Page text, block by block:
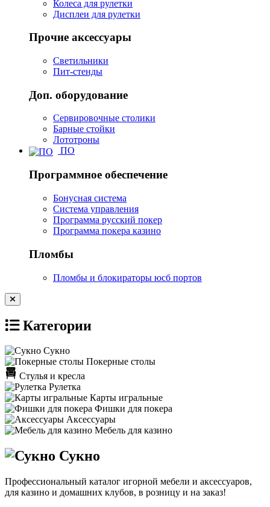
Колеса для рулетки
Дисплеи для рулетки
Прочие аксессуары
Светильники
Пит-стенды
Доп. оборудование
Сервировочные столики
Барные стойки
Лототроны
ПО
Программное обеспечение
Бонусная система
Система управления
Программа русский покер
Программа покера казино
Пломбы
Пломбы и блокираторы юсб портов
Категории
Сукно
Покерные столы
Стулья и кресла
Рулетка
Карты игральные
Фишки для покера
Аксессуары
Мебель для казино
Сукно
Профессиональный каталог игорной мебели и аксессуаров,
для казино и домашних клубов, в розницу и на заказ!